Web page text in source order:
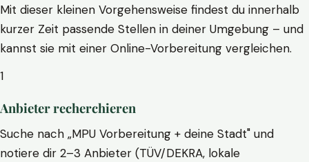
Mit dieser kleinen Vorgehensweise findest du innerhalb
kurzer Zeit passende Stellen in deiner Umgebung – und
kannst sie mit einer Online-Vorbereitung vergleichen.
1
Anbieter recherchieren
Suche nach „MPU Vorbereitung + deine Stadt" und
notiere dir 2–3 Anbieter (TÜV/DEKRA, lokale